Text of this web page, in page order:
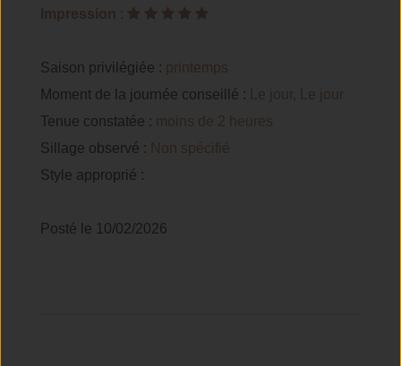
Impression :
Saison privilégiée : printemps
Moment de la journée conseillé :
Le jour, Le jour
Tenue constatée :
moins de 2 heures
Sillage observé : Non spécifié
Style approprié :
Posté le 10/02/2026